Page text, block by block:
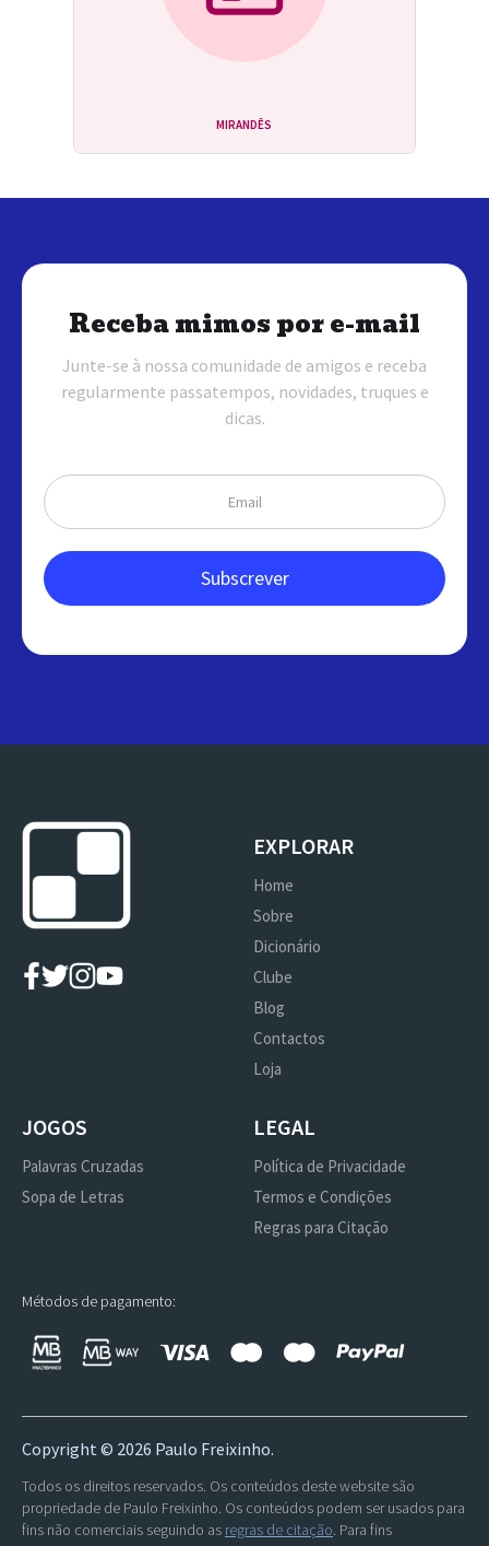
MIRANDÊS
Receba mimos por e-mail
Junte-se à nossa comunidade de amigos e receba
regularmente passatempos, novidades, truques e
dicas.
EXPLORAR
Home
Sobre
Dicionário
Clube
Blog
Contactos
Loja
JOGOS
Palavras Cruzadas
Sopa de Letras
LEGAL
Política de Privacidade
Termos e Condições
Regras para Citação
Métodos de pagamento:
Copyright © 2026 Paulo Freixinho.
Todos os direitos reservados. Os conteúdos deste website são
propriedade de Paulo Freixinho. Os conteúdos podem ser usados para
fins não comerciais seguindo as regras de citação. Para fins